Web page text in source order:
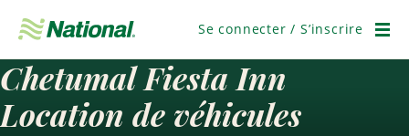
navigation
Se connecter / S’inscrire
Chetumal Fiesta Inn
Location de véhicules